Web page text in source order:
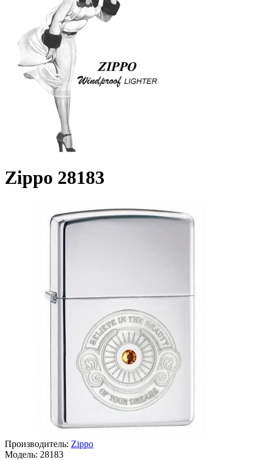
Zippo 28183
Производитель: Zippo
Модель: 28183